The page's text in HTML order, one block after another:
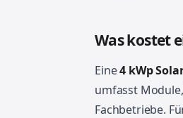
Was kostet
Eine4 kWp
umfasst
Fachbetriebe.